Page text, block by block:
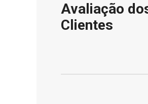
Avaliação
Clientes